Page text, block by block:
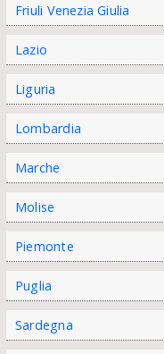
Friuli Venezia Giulia
Lazio
Liguria
Lombardia
Marche
Molise
Piemonte
Puglia
Sardegna